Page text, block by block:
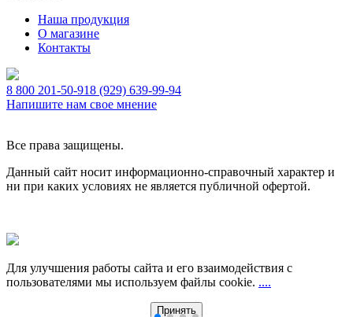
Наша продукция
О магазине
Контакты
8 800 201-50-918 (929) 639-99-94
Напишите нам свое мнение
Все права защищены.
Данный сайт носит информационно-справочный характер и
ни при каких условиях не является публичной офертой.
Для улучшения работы сайта и его взаимодействия с
пользователями мы используем файлы cookie. ....
Принять